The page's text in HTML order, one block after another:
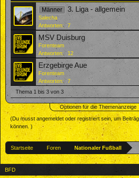
Männer 3. Liga - allgemein
Salecha
Antworten:
7
MSV Duisburg
Forenteam
Antworten:
12
Erzgebirge Aue
Forenteam
Antworten:
7
Thema 1 bis 3 von 3
Optionen für die Themenanzeige
(Du musst angemeldet oder registriert sein, um
können. )
Startseite Foren Nationaler Fußball
BFD